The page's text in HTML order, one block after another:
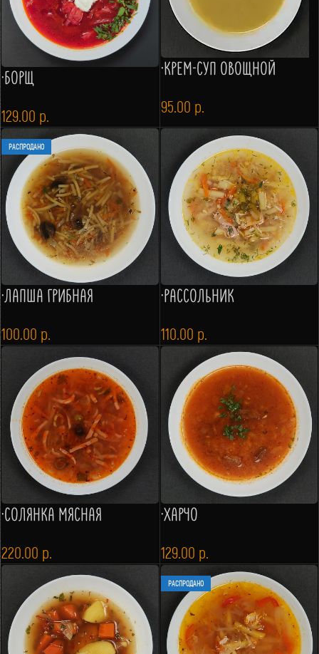
·БОРЩ
129.00 р.
·КРЕМ-СУП ОВОЩНОЙ
95.00 р.
РАСПРОДАНО
·ЛАПША ГРИБНАЯ
100.00 р.
·РАССОЛЬНИК
110.00 р.
·СОЛЯНКА МЯСНАЯ
220.00 р.
·ХАРЧО
129.00 р.
РАСПРОДАНО